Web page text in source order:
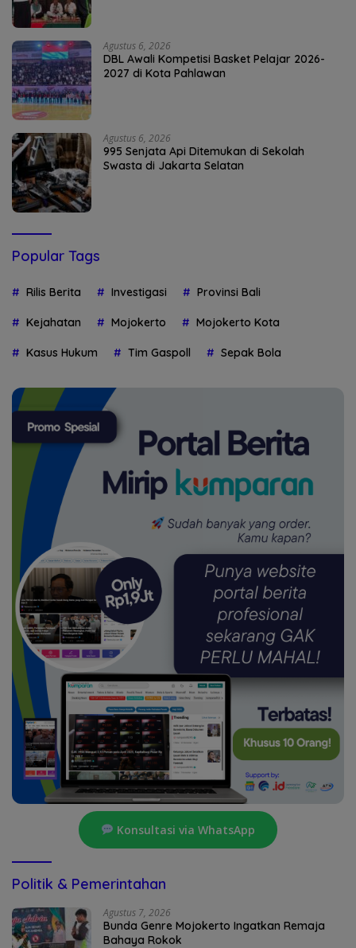
Agustus 6, 2026
DBL Awali Kompetisi Basket Pelajar 2026-
2027 di Kota Pahlawan
Agustus 6, 2026
995 Senjata Api Ditemukan di Sekolah
Swasta di Jakarta Selatan
Popular Tags
Rilis Berita Investigasi Provinsi Bali
Kejahatan Mojokerto Mojokerto Kota
Kasus Hukum Tim Gaspoll Sepak Bola
Konsultasi via WhatsApp
Politik & Pemerintahan
Agustus 7, 2026
Bunda Genre Mojokerto Ingatkan Remaja
Bahaya Rokok